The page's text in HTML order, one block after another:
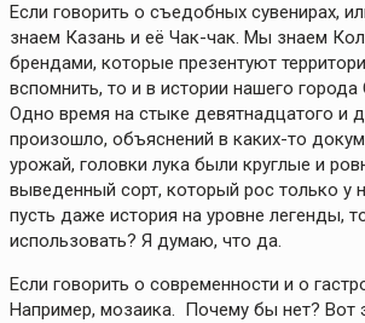
Если говорить о съедобных сувенирах,
знаем Казань и её Чак-чак. Мы знаем
брендами, которые презентуют
вспомнить, то и в истории нашего
Одно время на стыке девятнадцатого и
произошло, объяснений в каких-то
урожай, головки лука были круглые и
выведенный сорт, который рос только у
пусть даже история на уровне легенды,
использовать? Я думаю, что да.
Если говорить о современности и о
Например, мозаика. Почему бы нет? Вот